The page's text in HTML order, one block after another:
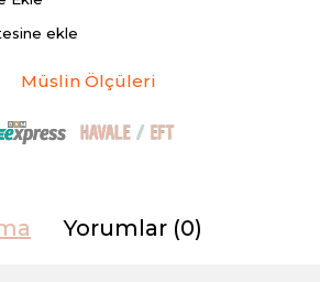
ekle
Müslin Ölçüleri
Yorumlar (0)